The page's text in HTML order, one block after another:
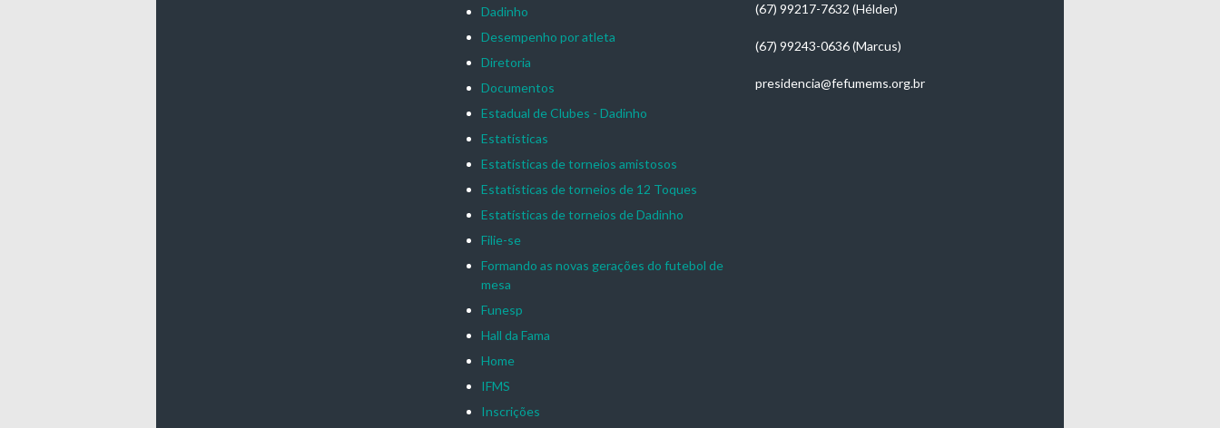
Dadinho
Desempenho por atleta
Diretoria
Documentos
Estadual de Clubes - Dadinho
Estatísticas
Estatísticas de torneios amistosos
Estatísticas de torneios de 12 Toques
Estatísticas de torneios de Dadinho
Filie-se
Formando as novas gerações do futebol de
mesa
Funesp
Hall da Fama
Home
IFMS
Inscrições
(67) 99217-7632 (Hélder)
(67) 99243-0636 (Marcus)
presidencia@fefumems.org.br